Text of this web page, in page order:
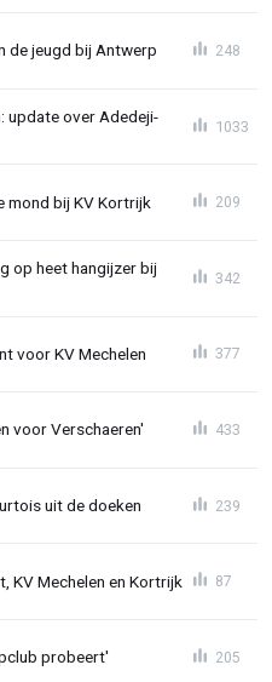
de jeugd bij Antwerp 248
update over Adedeji-
1033
mond bij KV Kortrijk 209
op heet hangijzer bij
342
voor KV Mechelen 377
voor Verschaeren' 433
uit de doeken 239
KV Mechelen en Kortrijk 87
probeert' 205